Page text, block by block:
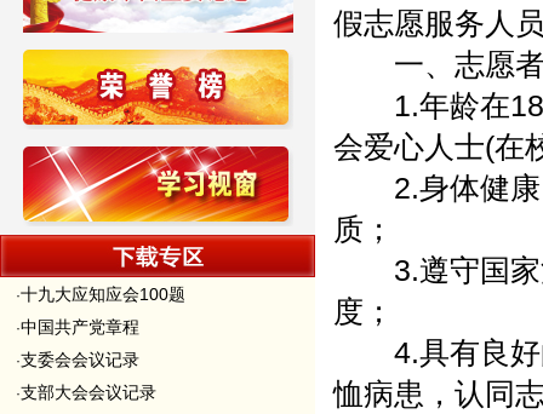
·十九大应知应会100题
·中国共产党章程
·支委会会议记录
·支部大会会议记录
假志愿服务人
一、志愿者
1.年龄在18
会爱心人士(在
2.身体健康
质；
3.遵守国家
度；
4.具有良好
恤病患，认同